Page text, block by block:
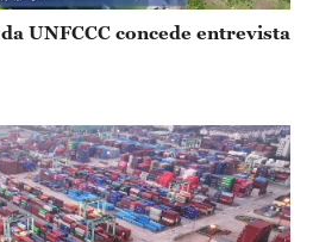
UNFCCC concede entrevista